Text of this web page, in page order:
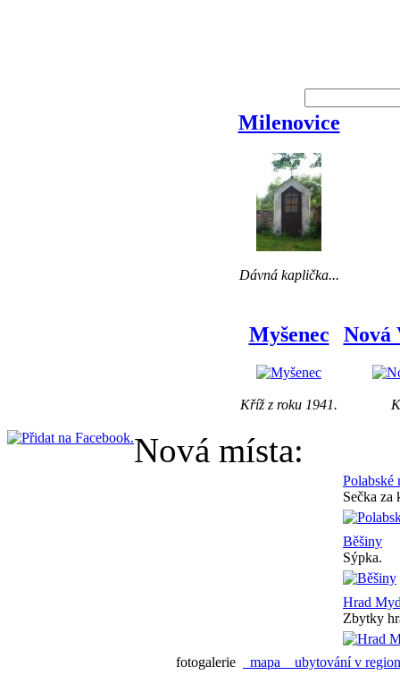
Milenovice
Dávná kaplička...
Myšenec
Kříž z roku 1941.
Nová
Nová místa:
Polabské
Sečka za
Běšiny
Sýpka.
Hrad
Zbytky
fotogalerie mapa ubytování v